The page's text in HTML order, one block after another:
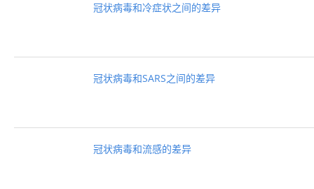
冠状病毒和冷症状之间的差异
冠状病毒和SARS之间的差异
冠状病毒和流感的差异